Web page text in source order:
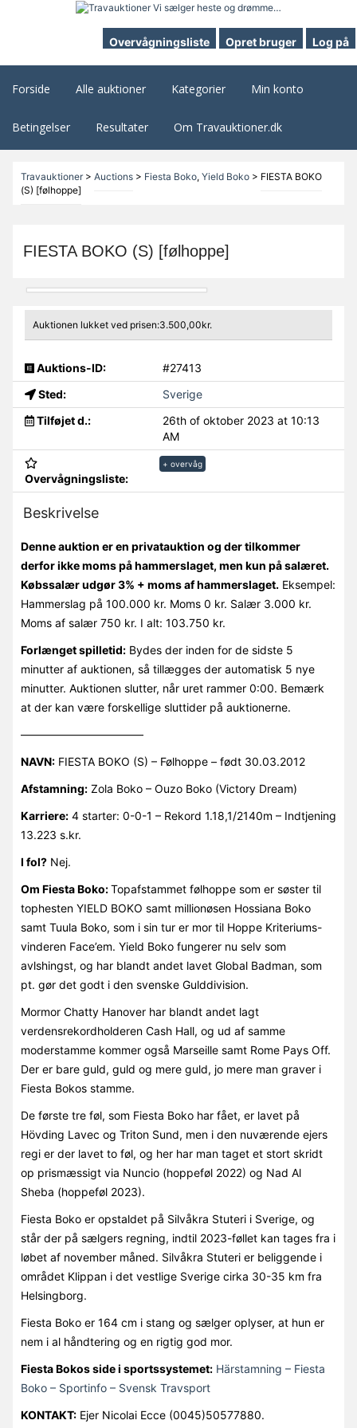
Overvågningsliste Opret bruger Log på
Forside Alle auktioner Kategorier Min konto
Betingelser Resultater Om Travauktioner.dk
Travauktioner> Auctions> Fiesta Boko, Yield Boko> FIESTA BOKO
(S) [følhoppe]
FIESTA BOKO (S) [følhoppe]
Auktionen lukket ved prisen:3.500,00kr.
Auktions-ID:
#27413
Sted:
Sverige
Tilføjet d.:
26th of oktober 2023 at 10:13
AM
Overvågningsliste:
+ overvåg
Beskrivelse
Denne auktion er en privatauktion og der tilkommer
derfor ikke moms på hammerslaget, men kun på salæret.
Købssalær udgør 3% + moms af hammerslaget.Eksempel:
Hammerslag på 100.000 kr. Moms 0 kr. Salær 3.000 kr.
Moms af salær 750 kr. I alt: 103.750 kr.
Forlænget spilletid:Bydes der inden for de sidste 5
minutter af auktionen, så tillægges der automatisk 5 nye
minutter. Auktionen slutter, når uret rammer 0:00. Bemærk
at der kan være forskellige sluttider på auktionerne.
———————————
NAVN:FIESTA BOKO (S) – Følhoppe – født 30.03.2012
Afstamning:Zola Boko – Ouzo Boko (Victory Dream)
Karriere:4 starter: 0-0-1 – Rekord 1.18,1/2140m – Indtjening
13.223 s.kr.
I fol?Nej.
Om Fiesta Boko:Topafstammet følhoppe som er søster til
tophesten YIELD BOKO samt millionøsen Hossiana Boko
samt Tuula Boko, som i sin tur er mor til Hoppe Kriteriums-
vinderen Face’em. Yield Boko fungerer nu selv som
avlshingst, og har blandt andet lavet Global Badman, som
pt. gør det godt i den svenske Gulddivision.
Mormor Chatty Hanover har blandt andet lagt
verdensrekordholderen Cash Hall, og ud af samme
moderstamme kommer også Marseille samt Rome Pays Off.
Der er bare guld, guld og mere guld, jo mere man graver i
Fiesta Bokos stamme.
De første tre føl, som Fiesta Boko har fået, er lavet på
Hövding Lavec og Triton Sund, men i den nuværende ejers
regi er der lavet to føl, og her har man taget et stort skridt
op prismæssigt via Nuncio (hoppeføl 2022) og Nad Al
Sheba (hoppeføl 2023).
Fiesta Boko er opstaldet på Silvåkra Stuteri i Sverige, og
står der på sælgers regning, indtil 2023-føllet kan tages fra i
løbet af november måned. Silvåkra Stuteri er beliggende i
området Klippan i det vestlige Sverige cirka 30-35 km fra
Helsingborg.
Fiesta Boko er 164 cm i stang og sælger oplyser, at hun er
nem i al håndtering og en rigtig god mor.
Fiesta Bokos side i sportssystemet: Härstamning – Fiesta
Boko – Sportinfo – Svensk Travsport
KONTAKT:Ejer Nicolai Ecce (0045)50577880.